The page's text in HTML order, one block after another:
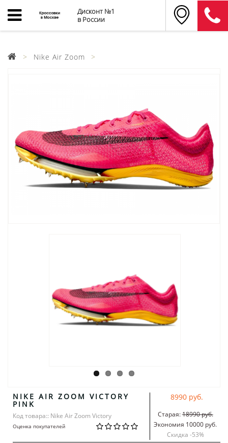
Дисконт №1
в России
Nike Air Zoom
NIKE AIR ZOOM VICTORY
PINK
Код товара:: Nike Air Zoom Victory
Оценка покупателей
8990 руб.
Старая:18990 руб.
Экономия 10000 руб.
Скидка -53%